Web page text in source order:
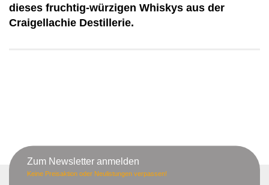
dieses fruchtig-würzigen Whiskys aus der
Craigellachie Destillerie.
Zum Newsletter anmelden
Keine Preisaktion oder Neulistungen verpassen!